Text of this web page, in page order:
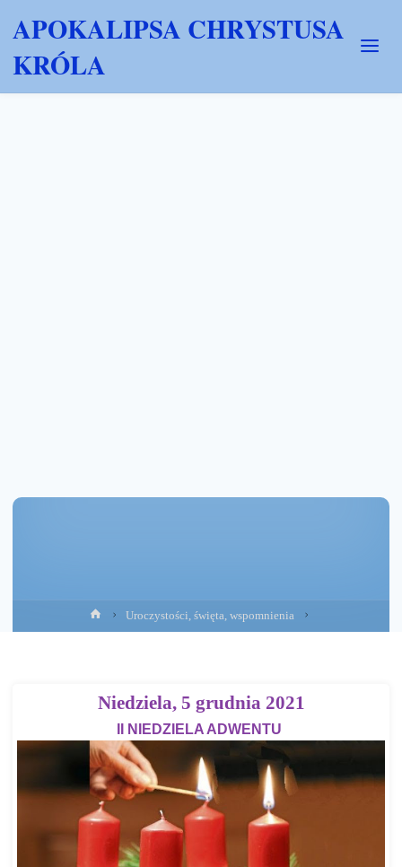
APOKALIPSA CHRYSTUSA
KRÓLA
Strona
główna
Uroczystości, święta, wspomnienia
Niedziela, 5 grudnia 2021
II NIEDZIELA ADWENTU